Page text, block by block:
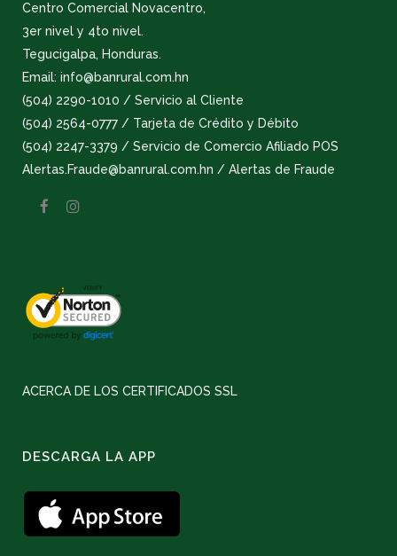
Centro Comercial Novacentro,
3er nivel y 4to nivel.
Tegucigalpa, Honduras.
Email: info@banrural.com.hn
(504) 2290-1010 / Servicio al Cliente
(504) 2564-0777 / Tarjeta de Crédito y Débito
(504) 2247-3379 / Servicio de Comercio Afiliado POS
Alertas.Fraude@banrural.com.hn / Alertas de Fraude
ACERCA DE LOS CERTIFICADOS SSL
DESCARGA LA APP